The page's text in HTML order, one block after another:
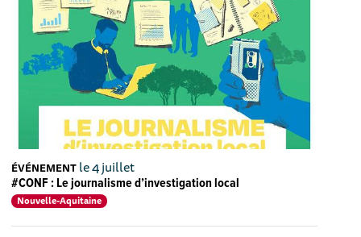
ÉVÉNEMENT le 4 juillet
#CONF : Le journalisme d’investigation local
Nouvelle-Aquitaine